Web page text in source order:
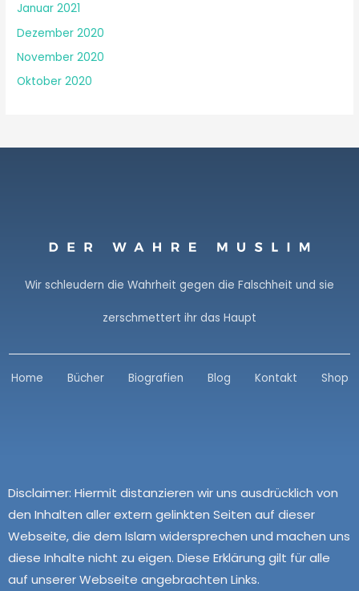
Januar 2021
Dezember 2020
November 2020
Oktober 2020
Wir schleudern die Wahrheit gegen die Falschheit und sie
zerschmettert ihr das Haupt
Home Bücher Biografien Blog Kontakt Shop
Disclaimer: Hiermit distanzieren wir uns ausdrücklich von
den Inhalten aller extern gelinkten Seiten auf dieser
Webseite, die dem Islam widersprechen und machen uns
diese Inhalte nicht zu eigen. Diese Erklärung gilt für alle
auf unserer Webseite angebrachten Links.